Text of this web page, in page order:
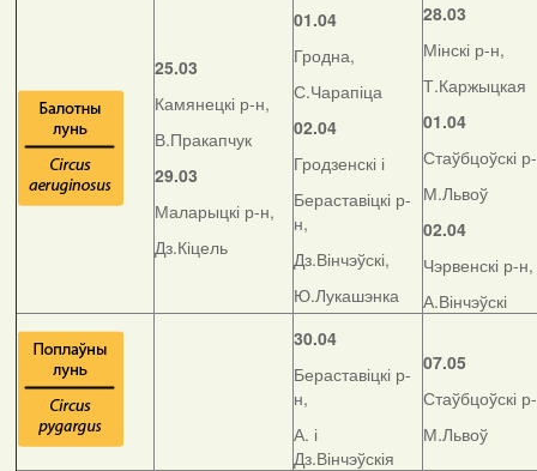
25.03
Камянецкі р-н,
В.Пракапчук
29.03
Маларыцкі р-н,
Дз.Кіцель
01.04
Гродна,
С.Чарапіца
02.04
Гродзенскі і
Бераставіцкі р-
н,
Дз.Вінчэўскі,
Ю.Лукашэнка
28.03
Мінскі р-н,
Т.Каржыцкая
01.04
Стаўбцоўскі
М.Львоў
02.04
Чэрвенскі р-н,
А.Вінчэўскі
30.04
Бераставіцкі р-
н,
А. і
Дз.Вінчэўскія
07.05
Стаўбцоўскі
М.Львоў